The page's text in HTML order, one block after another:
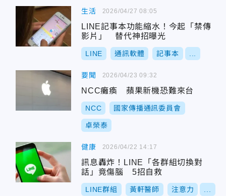
生活
LINE記事本功能縮水！今起「禁傳
影片」 替代神招曝光
LINE 通訊軟體 記事本
2026/04/27 08:05
要聞
NCC癱瘓 蘋果新機恐難來台
NCC 國家傳播通訊委員會
卓榮泰
2026/04/23 09:32
健康
訊息轟炸！LINE「各群組切換對
話」竟傷腦 5招自救
LINE群組 黃軒醫師 注意力
2026/04/22 14:17